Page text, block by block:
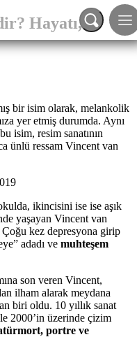
Hayatı,
bir isim olarak, melankolik
yer etmiş durumda. Aynı
isim, resim sanatının
ünlü ressam Vincent van
ikincisini ise ise aşık
yaşayan Vincent van
Çoğu kez depresyona girip
adadı ve muhteşem
son veren Vincent,
ilham alarak meydana
biri oldu. 10 yıllık sanat
2000’in üzerinde çizim
portre ve